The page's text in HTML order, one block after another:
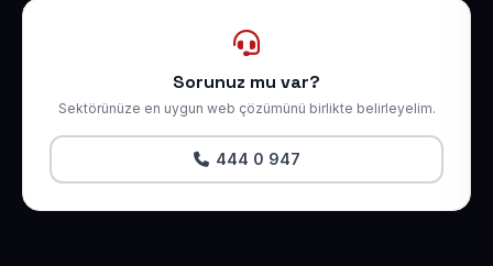
Sorunuz mu var?
Sektörünüze en uygun web çözümünü birlikte belirleyelim.
444 0 947